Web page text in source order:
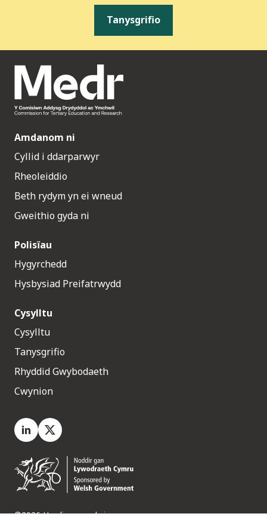
Tanysgrifio
Amdanom ni
Cyllid i ddarparwyr
Rheoleiddio
Beth rydym yn ei wneud
Gweithio gyda ni
Polisïau
Hygyrchedd
Hysbysiad Preifatrwydd
Cysylltu
Cysylltu
Tanysgrifio
Rhyddid Gwybodaeth
Cwynion
LinkedIn
X.com
©2026 Hawliau a gedwir